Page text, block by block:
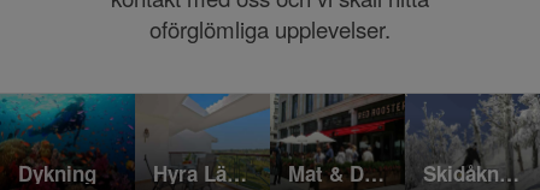
oförglömliga upplevelser.
Dykning Hyra Lägenhet/Hus Mat & Dryck Skidåkning